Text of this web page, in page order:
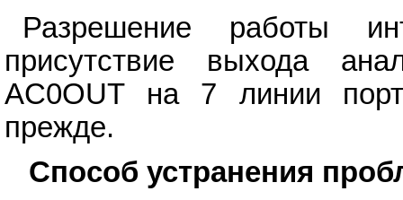
Разрешение работы
присутствие выхода
AC0OUT на 7 линии
прежде.
Способ устранения